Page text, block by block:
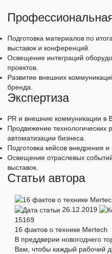
Подготовка материалов по
выставок и конференций.
Освещение интеграций
проектов.
Развитие внешних
бренда.
Экспертиза
PR и внешние коммуникации в
Продвижение
автоматизации бизнеса.
Подготовка кейсов внедрения
Освещение отраслевых
выставок.
Статьи автора
26.12.2019
15169
16 фактов о технике Mertech
В преддверии новогоднего
Вам, чтобы каждый рабочий